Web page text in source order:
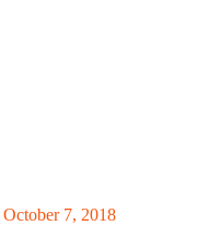
October 7, 2018